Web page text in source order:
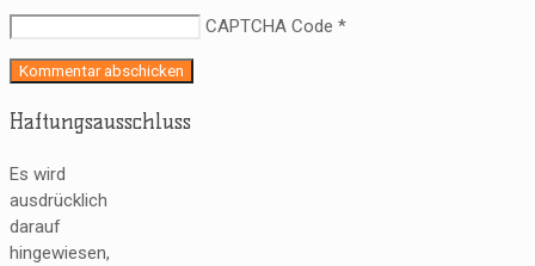
CAPTCHA Code *
Haftungsausschluss
Es wird
ausdrücklich
darauf
hingewiesen,